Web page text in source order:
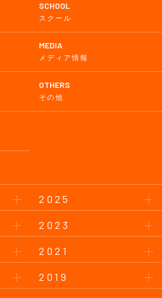
SCHOOL
スクール
MEDIA
メディア情報
OTHERS
その他
2025
2023
2021
2019